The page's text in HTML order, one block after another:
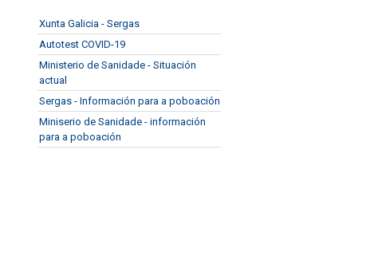
Xunta Galicia - Sergas
Autotest COVID-19
Ministerio de Sanidade - Situación
actual
Sergas - Información para a poboación
Miniserio de Sanidade - información
para a poboación